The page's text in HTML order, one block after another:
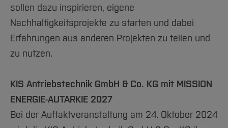
sollen dazu inspirieren, eigene
Nachhaltigkeitsprojekte zu starten und dabei
Erfahrungen aus anderen Projekten zu teilen und
zu nutzen.
KIS Antriebstechnik GmbH & Co. KG mit MISSION
ENERGIE-AUTARKIE 2027
Bei der Auftaktveranstaltung am 24. Oktober 2024